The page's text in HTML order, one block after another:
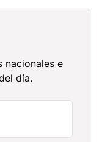
nacionales e
día.